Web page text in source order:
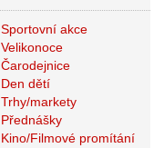
Sportovní akce
Velikonoce
Čarodejnice
Den dětí
Trhy/markety
Přednášky
Kino/Filmové promítání